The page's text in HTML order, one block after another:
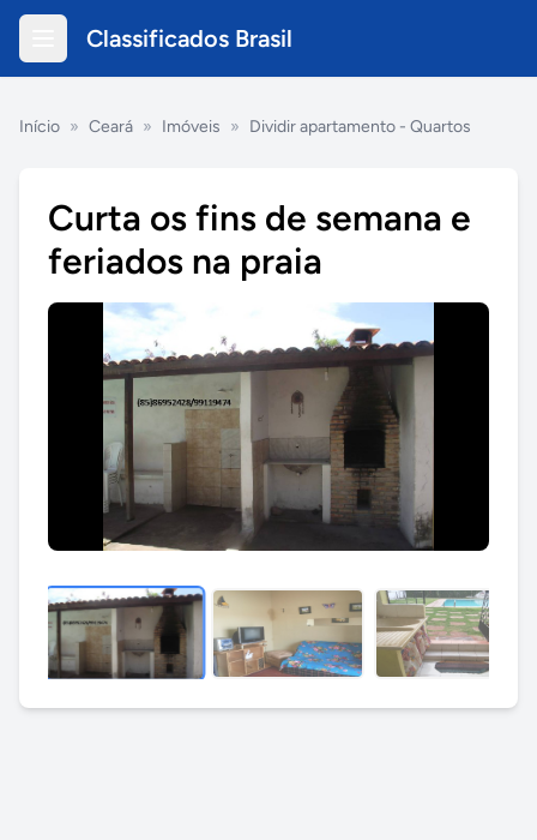
Classificados Brasil
Início » Ceará » Imóveis » Dividir apartamento - Quartos
Curta os fins de semana e
feriados na praia